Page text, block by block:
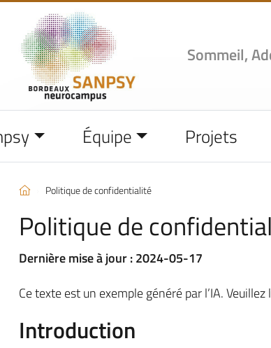
Sommeil,
Équipe Projets
Politique de confidentialité
Politique de
Dernière mise à jour : 2024-05-17
Ce texte est un exemple généré par l’IA.
Introduction